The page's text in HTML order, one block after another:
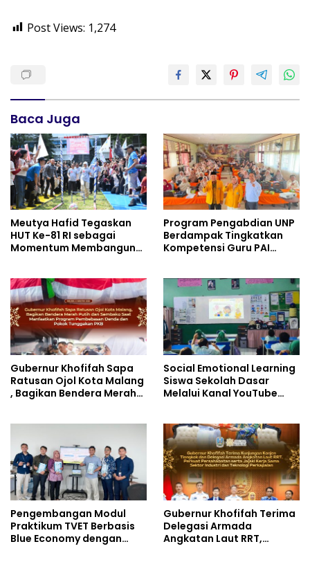
Post Views: 1,274
Baca Juga
Meutya Hafid Tegaskan
HUT Ke-81 RI sebagai
Momentum Membangun
Program Pengabdian UNP
Berdampak Tingkatkan
Kompetensi Guru PAI
Gubernur Khofifah Sapa
Ratusan Ojol Kota Malang
, Bagikan Bendera Merah
Pokok Tunggakan PKB
Social Emotional Learning
Siswa Sekolah Dasar
Melalui Kanal YouTube
Pengembangan Modul
Praktikum TVET Berbasis
Blue Economy dengan
Gubernur Khofifah Terima
Delegasi Armada
Angkatan Laut RRT,